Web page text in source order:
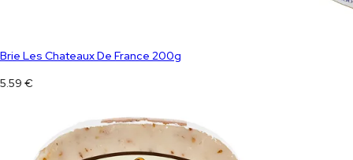
Brie Les Chateaux De France 200g
5.59 €